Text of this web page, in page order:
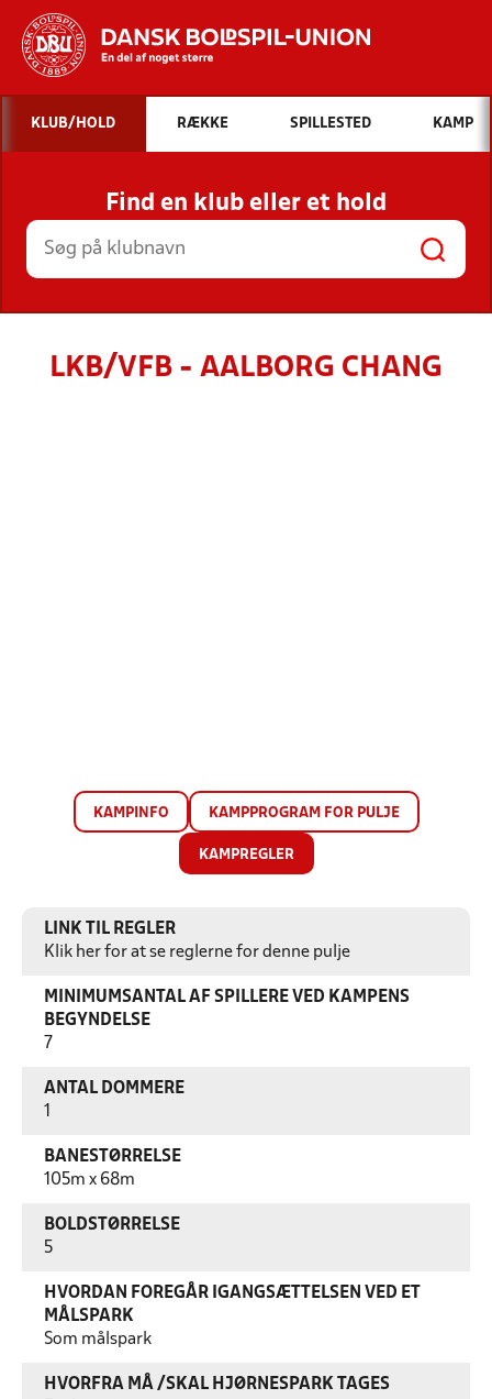
Hvad vil du søge efter?
INDHOLD OG NYHEDER
STILLINGER, RESULTATER, KLUBBER OG
HOLD
KLUB/HOLD RÆKKE SPILLESTED KAMP
Find en klub eller et hold
LKB/VFB - AALBORG CHANG
KAMPINFO KAMPPROGRAM FOR PULJE
KAMPREGLER
LINK TIL REGLER
Klik her for at se reglerne for denne pulje
MINIMUMSANTAL AF SPILLERE VED KAMPENS
BEGYNDELSE
7
ANTAL DOMMERE
BANESTØRRELSE
105m x 68m
BOLDSTØRRELSE
5
HVORDAN FOREGÅR IGANGSÆTTELSEN VED ET
MÅLSPARK
Som målspark
HVORFRA MÅ /SKAL HJØRNESPARK TAGES